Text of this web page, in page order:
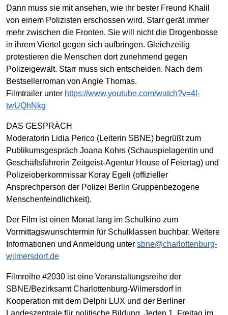
Dann muss sie mit ansehen, wie ihr bester Freund Khalil
von einem Polizisten erschossen wird. Starr gerät immer
mehr zwischen die Fronten. Sie will nicht die Drogenbosse
in ihrem Viertel gegen sich aufbringen. Gleichzeitig
protestieren die Menschen dort zunehmend gegen
Polizeigewalt. Starr muss sich entscheiden. Nach dem
Bestsellerroman von Angie Thomas.
Filmtrailer unter https://www.youtube.com/watch?v=4l-
twUQhNkg
DAS GESPRÄCH
Moderatorin Lidia Perico (Leiterin SBNE) begrüßt zum
Publikumsgespräch Joana Kohrs (Schauspielagentin und
Geschäftsführerin Zeitgeist-Agentur House of Feiertag) und
Polizeioberkommissar Koray Egeli (offizieller
Ansprechperson der Polizei Berlin Gruppenbezogene
Menschenfeindlichkeit).
Der Film ist einen Monat lang im Schulkino zum
Vormittagswunschtermin für Schulklassen buchbar. Weitere
Informationen und Anmeldung unter sbne@charlottenburg-
wilmersdorf.de
Filmreihe #2030 ist eine Veranstaltungsreihe der
SBNE/Bezirksamt Charlottenburg-Wilmersdorf in
Kooperation mit dem Delphi LUX und der Berliner